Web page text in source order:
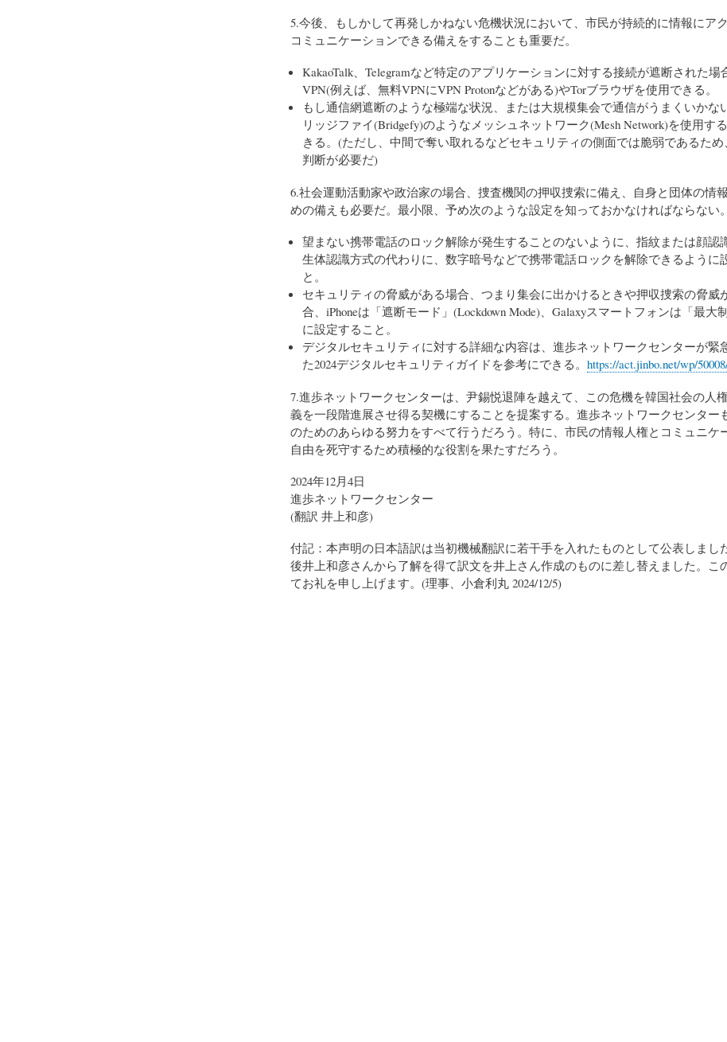
5.今後、もしかして再発しかねない危機状況において、市民が持続的に情報にアク
コミュニケーションできる備えをすることも重要だ。
KakaoTalk、Telegramなど特定のアプリケーションに対する接続が遮断された場
VPN(例えば、無料VPNにVPN Protonなどがある)やTorブラウザを使用できる。
もし通信網遮断のような極端な状況、または大規模集会で通信がうまくいかな
リッジファイ(Bridgefy)のようなメッシュネットワーク(Mesh Network)を使用す
きる。(ただし、中間で奪い取れるなどセキュリティの側面では脆弱であるた
判断が必要だ)
6.社会運動活動家や政治家の場合、捜査機関の押収捜索に備え、自身と団体の情
めの備えも必要だ。最小限、予め次のような設定を知っておかなければならない。
望まない携帯電話のロック解除が発生することのないように、指紋または顔認
生体認識方式の代わりに、数字暗号などで携帯電話ロックを解除できるように
と。
セキュリティの脅威がある場合、つまり集会に出かけるときや押収捜索の脅威
合、iPhoneは「遮断モード」(Lockdown Mode)、Galaxyスマートフォンは「最大
に設定すること。
デジタルセキュリティに対する詳細な内容は、進歩ネットワークセンターが緊
た2024デジタルセキュリティガイドを参考にできる。 https://act.jinbo.net/wp/
7.進歩ネットワークセンターは、尹錫悦退陣を越えて、この危機を韓国社会の人
義を一段階進展させ得る契機にすることを提案する。進歩ネットワークセンター
のためのあらゆる努力をすべて行うだろう。特に、市民の情報人権とコミュニケ
自由を死守するため積極的な役割を果たすだろう。
2024年12月4日
進歩ネットワークセンター
(翻訳 井上和彦)
付記：本声明の日本語訳は当初機械翻訳に若干手を入れたものとして公表しまし
後井上和彦さんから了解を得て訳文を井上さん作成のものに差し替えました。こ
てお礼を申し上げます。(理事、小倉利丸 2024/12/5)